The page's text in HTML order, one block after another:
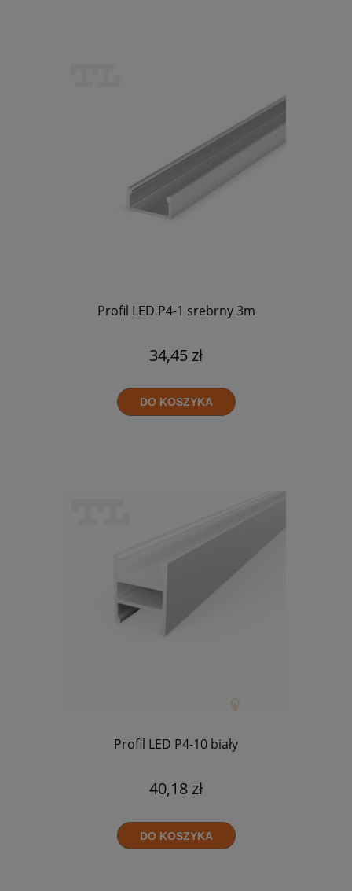
Profil LED P4-1 srebrny 3m
34,45 zł
DO KOSZYKA
Profil LED P4-10 biały
40,18 zł
DO KOSZYKA